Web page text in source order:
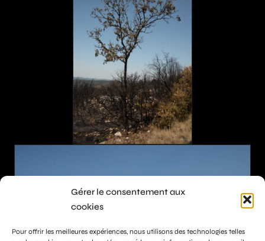
Gérer le consentement aux
cookies
Pour offrir les meilleures expériences, nous utilisons des technologies telles